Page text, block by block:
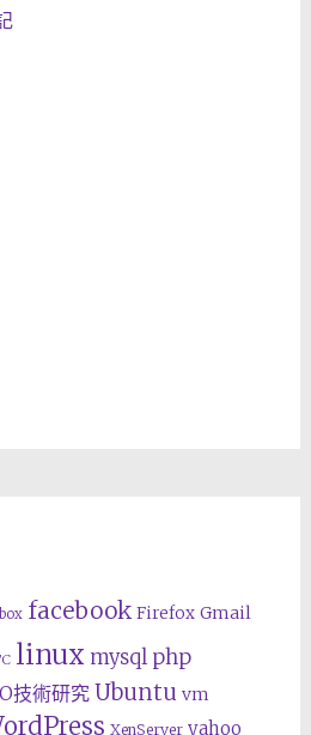
facebook Firefox Gmail
linux mysql php
技術研究 Ubuntu vm
XenServer yahoo